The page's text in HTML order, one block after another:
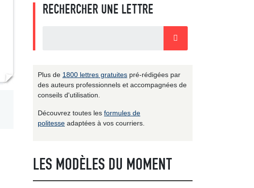
RECHERCHER UNE LETTRE
Plus de 1800 lettres gratuites pré-rédigées par
des auteurs professionnels et accompagnées de
conseils d'utilisation.
Découvrez toutes les formules de
politesse adaptées à vos courriers.
LES MODÈLES DU MOMENT